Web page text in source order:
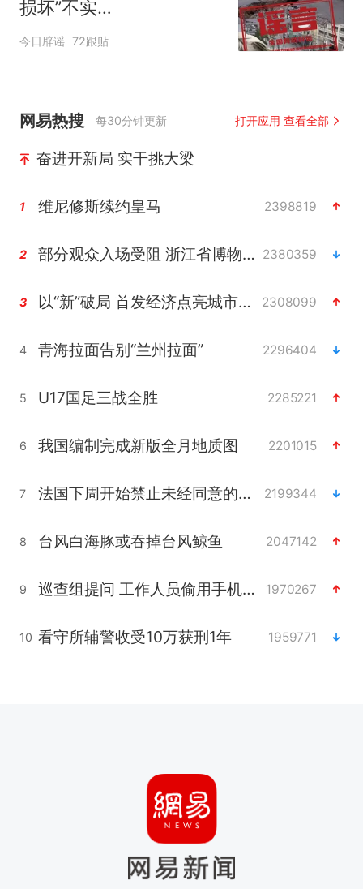
损坏”不实
（2026·08·06）
今日辟谣 72跟贴
网易热搜 每30分钟更新 打开应用 查看全部
奋进开新局 实干挑大梁
1 维尼修斯续约皇马 2398819
2 部分观众入场受阻 浙江省博物馆致歉 2380359
3 以“新”破局 首发经济点亮城市消费活力 2308099
4 青海拉面告别“兰州拉面” 2296404
5 U17国足三战全胜 2285221
6 我国编制完成新版全月地质图 2201015
7 法国下周开始禁止未经同意的电话营销 2199344
8 台风白海豚或吞掉台风鲸鱼 2047142
9 巡查组提问 工作人员偷用手机查答案 1970267
10 看守所辅警收受10万获刑1年 1959771